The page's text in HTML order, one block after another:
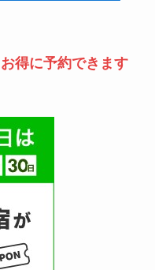
得に予約できます